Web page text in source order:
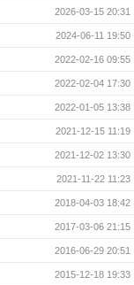
2026-03-15 20:31
2024-06-11 19:50
2022-02-16 09:55
2022-02-04 17:30
2022-01-05 13:38
2021-12-15 11:19
2021-12-02 13:30
2021-11-22 11:23
2018-04-03 18:42
2017-03-06 21:15
2016-06-29 20:51
2015-12-18 19:33